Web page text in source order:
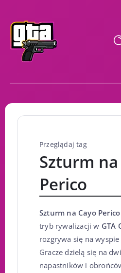
Przeglądaj tag
Szturm
Perico
Szturm na Cayo Perico
tryb rywalizacji w GTA
rozgrywa się na wyspie
Gracze dzielą się na
napastników i